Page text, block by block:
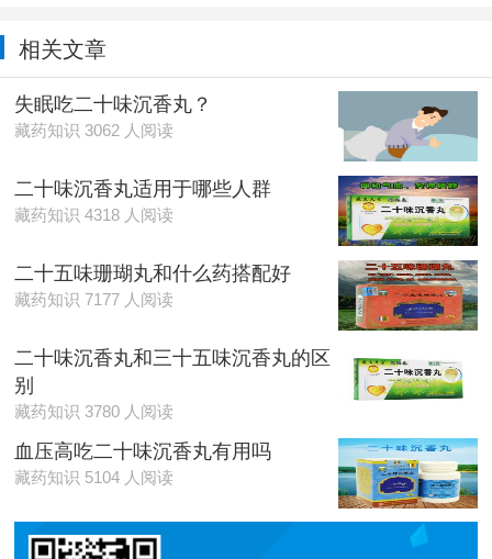
相关文章
失眠吃二十味沉香丸？
藏药知识 3062 人阅读
二十味沉香丸适用于哪些人群
藏药知识 4318 人阅读
二十五味珊瑚丸和什么药搭配好
藏药知识 7177 人阅读
二十味沉香丸和三十五味沉香丸的区
别
藏药知识 3780 人阅读
血压高吃二十味沉香丸有用吗
藏药知识 5104 人阅读